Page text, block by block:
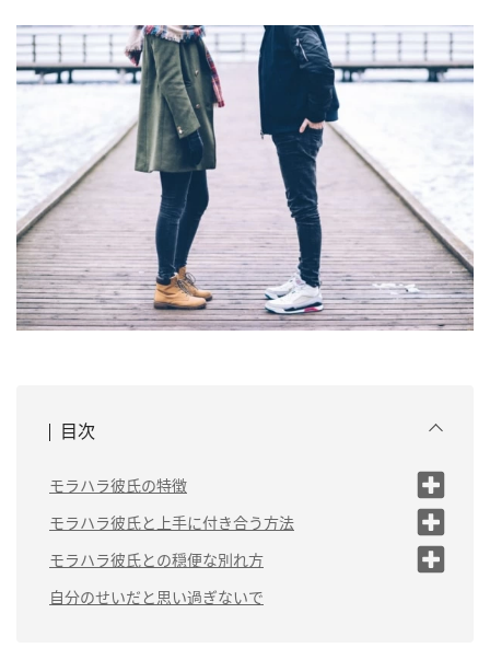
目次
モラハラ彼氏の特徴
モラハラ彼氏の性格の
特徴
モラハラ彼氏の行動の
特徴
モラハラ彼氏と上手に付き合う方法
（1）彼氏の発言を一旦受け止める
（2）自分のせいだと思い過ぎない
モラハラ彼氏との穏便な別れ方
（1）別れることを固く決心する
自分のせいだと思い過ぎないで